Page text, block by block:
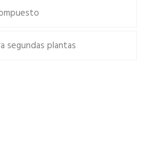
segundas plantas